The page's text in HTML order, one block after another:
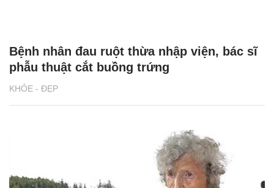
KHỎE - ĐẸP
Bệnh nhân đau ruột thừa nhập viện, bác sĩ
phẫu thuật cắt buồng trứng